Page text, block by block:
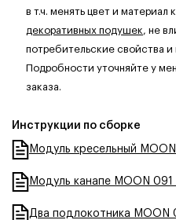
в т.ч. менять цвет и материал
декоративных подушек, не
потребительские свойства и
Подробности уточняйте у
заказа.
Инструкции по сборке
Модуль кресельный
Модуль канапе MOON
Два подлокотника MOON